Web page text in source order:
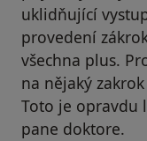
uklidňující
provedení
všechna plus.
na nějaký
Toto je opravdu
pane doktore.